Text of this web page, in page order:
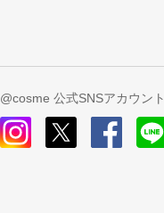
@cosme 公式SNSアカウント